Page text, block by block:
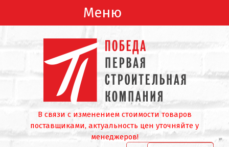
Меню
В связи с изменением стоимости товаров
поставщиками, актуальность цен уточняйте у
менеджеров!